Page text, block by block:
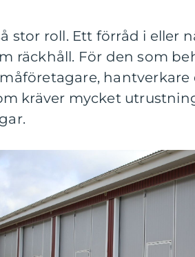
stor roll. Ett förråd i eller
räckhåll. För den som
hantverkare
kräver mycket